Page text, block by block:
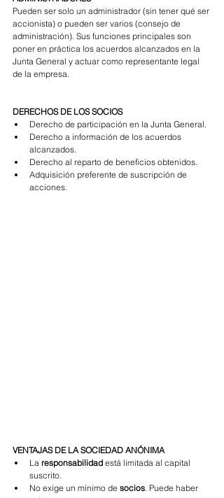
Pueden ser solo un administrador (sin tener qué ser
accionista) o pueden ser varios (consejo de
administración). Sus funciones principales son
poner en práctica los acuerdos alcanzados en la
Junta General y actuar como representante legal
de la empresa.
DERECHOS DE LOS SOCIOS
Derecho de participación en la Junta General.
Derecho a información de los acuerdos
alcanzados.
Derecho al reparto de beneficios obtenidos.
Adquisición preferente de suscripción de
acciones.
VENTAJAS DE LA SOCIEDAD ANÓNIMA
La responsabilidad está limitada al capital
suscrito.
No exige un mínimo de socios . Puede haber